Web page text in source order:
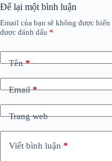
Để lại một bình luận
Email của bạn sẽ không được
được đánh dấu *
Tên*
Email*
Trang web
Viết bình luận *